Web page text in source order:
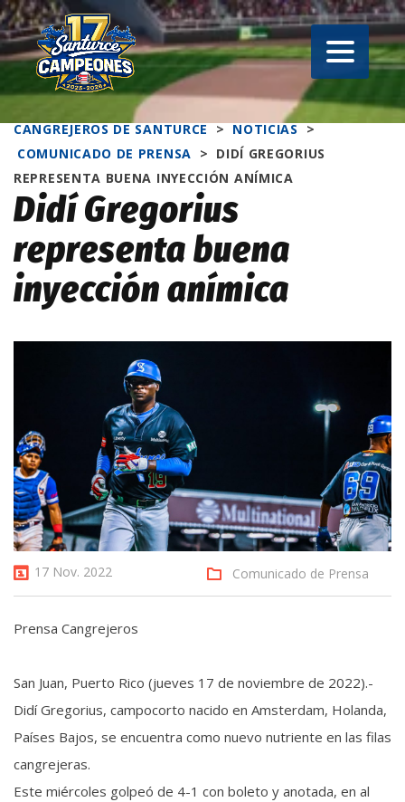
CANGREJEROS DE SANTURCE > NOTICIAS >
COMUNICADO DE PRENSA > DIDÍ GREGORIUS
REPRESENTA BUENA INYECCIÓN ANÍMICA
Didí Gregorius
representa buena
inyección anímica
17 Nov. 2022 Comunicado de Prensa
Prensa Cangrejeros
San Juan, Puerto Rico (jueves 17 de noviembre de 2022).-
Didí Gregorius, campocorto nacido en Amsterdam, Holanda,
Países Bajos, se encuentra como nuevo nutriente en las filas
cangrejeras.
Este miércoles golpeó de 4-1 con boleto y anotada, en al